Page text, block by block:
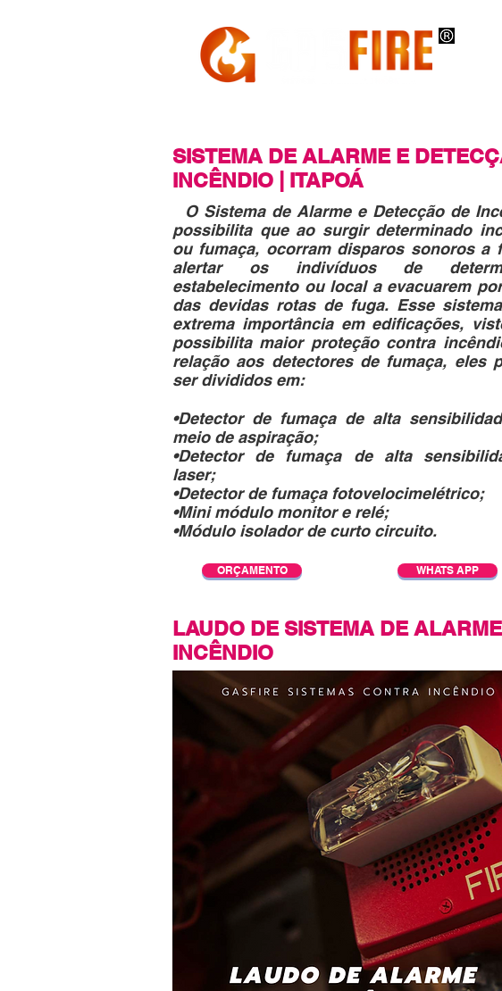
SISTEMA DE ALARME E
INCÊNDIO | ITAPOÁ
O Sistema de Alarme e Detecção de
possibilita que ao surgir determinado
ou fumaça, ocorram disparos sonoros a
alertar os indivíduos de
estabelecimento ou local a evacuarem
das devidas rotas de fuga. Esse
extrema importância em edificações,
possibilita maior proteção contra
relação aos detectores de fumaça, eles
ser divididos em:
•Detector de fumaça de alta
meio de aspiração;
•Detector de fumaça de alta
laser;
•Detector de fumaça fotovelocimelétrico;
•Mini módulo monitor e relé;
•Módulo isolador de curto circuito.
ORÇAMENTO WHATS APP
LAUDO DE SISTEMA DE
INCÊNDIO